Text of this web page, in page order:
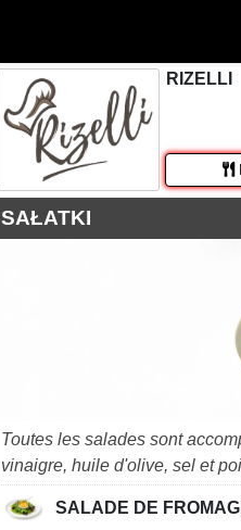
RIZELLI
SAŁATKI
Toutes les salades sont
vinaigre, huile d'olive, sel et
SALADE DE